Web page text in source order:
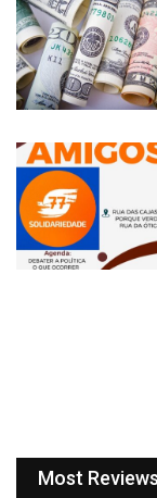
Most Reviews